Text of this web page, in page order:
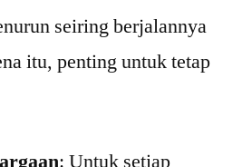
seiring berjalannya
itu, penting untuk tetap
: Untuk setiap